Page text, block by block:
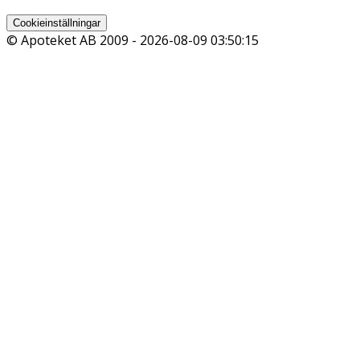
Cookieinställningar
© Apoteket AB 2009 - 2026-08-09 03:50:15